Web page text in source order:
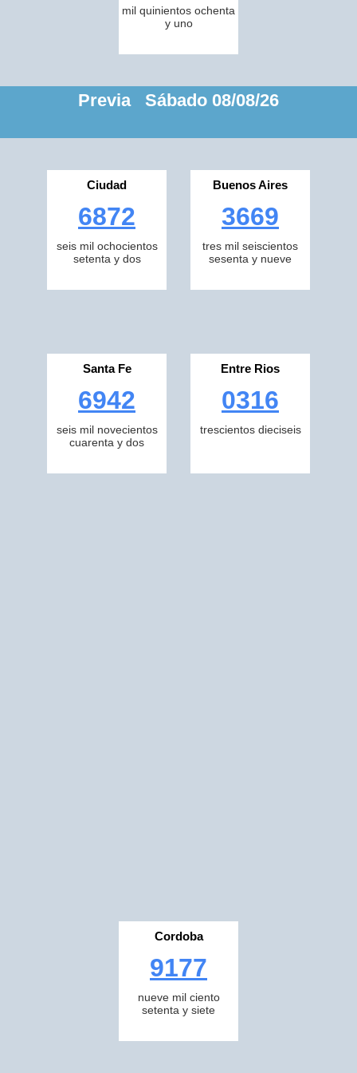
mil quinientos ochenta
y uno
Previa Sábado 08/08/26
Ciudad
6872
seis mil ochocientos
setenta y dos
Buenos Aires
3669
tres mil seiscientos
sesenta y nueve
Santa Fe
6942
seis mil novecientos
cuarenta y dos
Entre Rios
0316
trescientos dieciseis
Cordoba
9177
nueve mil ciento
setenta y siete